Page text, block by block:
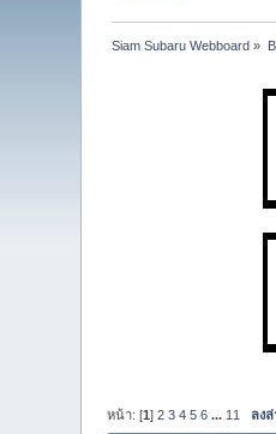
Siam Subaru Webboard »
หน้า: [1]2 3 4 5 6 ... 11 ลงล่